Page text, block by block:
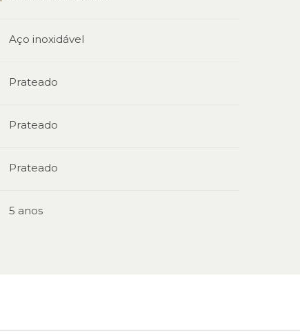
Aço inoxidável
Prateado
Prateado
Prateado
5 anos